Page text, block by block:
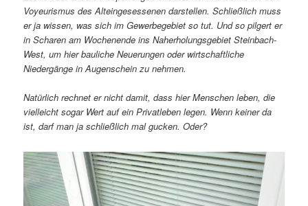
Voyeurismus des Alteingesessenen darstellen. Schließlich muss
er ja wissen, was sich im Gewerbegebiet so tut. Und so pilgert er
in Scharen am Wochenende ins Naherholungsgebiet Steinbach-
West, um hier bauliche Neuerungen oder wirtschaftliche
Niedergänge in Augenschein zu nehmen.
Natürlich rechnet er nicht damit, dass hier Menschen leben, die
vielleicht sogar Wert auf ein Privatleben legen. Wenn keiner da
ist, darf man ja schließlich mal gucken. Oder?